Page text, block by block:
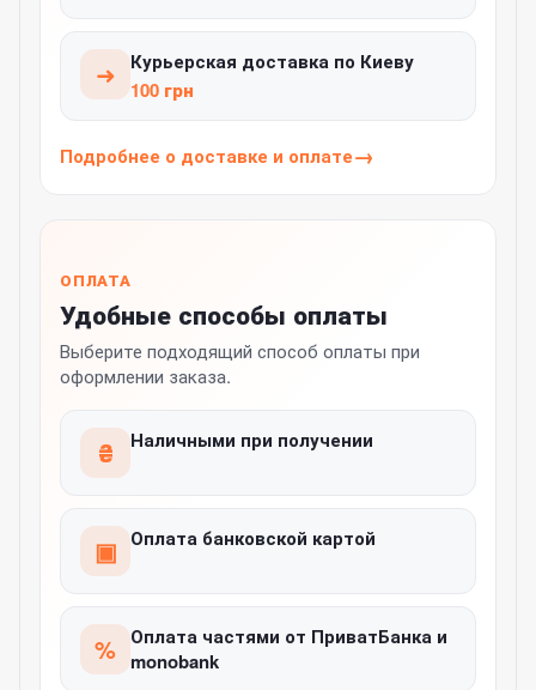
➜
Курьерская доставка по Киеву
100 грн
Подробнее о доставке и оплате
ОПЛАТА
Удобные способы оплаты
Выберите подходящий способ оплаты при
оформлении заказа.
₴ Наличными при получении
▣ Оплата банковской картой
% Оплата частями от ПриватБанка и
monobank